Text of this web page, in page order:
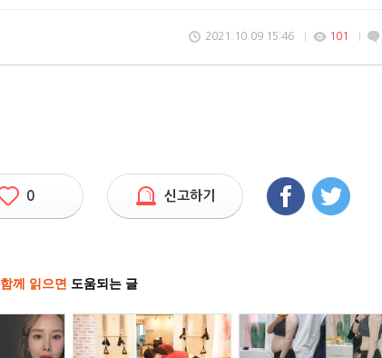
2021.10.09 15:46 101
0 신고하기
함께 읽으면 도움되는 글